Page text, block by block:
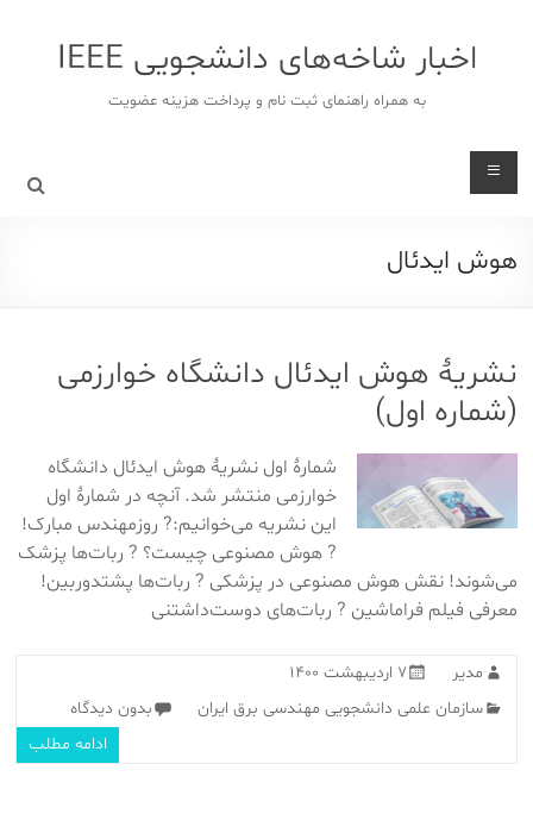
اخبار شاخه‌های دانشجویی IEEE
به همراه راهنمای ثبت نام و پرداخت هزینه عضویت
هوش ایدئال
نشریهٔ هوش ایدئال دانشگاه خوارزمی
(شماره اول)
شمارهٔ اول نشریهٔ هوش ایدئال دانشگاه
خوارزمی منتشر شد. آنچه در شمارهٔ اول
این نشریه می‌خوانیم:? روزمهندس مبارک!
? هوش مصنوعی چیست؟ ? ربات‌ها پزشک
می‌شوند! نقش هوش مصنوعی در پزشکی ? ربات‌ها پشتدوربین!
معرفی فیلم فراماشین ? ربات‌های دوست‌داشتنی
مدیر
۷ اردیبهشت ۱۴۰۰
سازمان علمی دانشجویی مهندسی برق ایران
بدون دیدگاه
ادامه مطلب